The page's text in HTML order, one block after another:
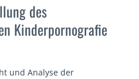
des
Kinderpornografie
und Analyse der